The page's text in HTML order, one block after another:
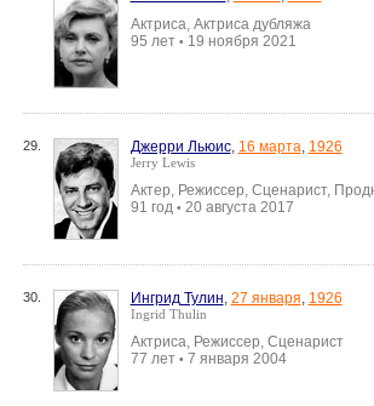
Актриса, Актриса дубляжа
95 лет • 19 ноября 2021
29. Джерри Льюис, 16 марта, 1926
Jerry Lewis
Актер, Режиссер, Сценарист,
91 год • 20 августа 2017
30. Ингрид Тулин, 27 января, 1926
Ingrid Thulin
Актриса, Режиссер, Сценарист
77 лет • 7 января 2004